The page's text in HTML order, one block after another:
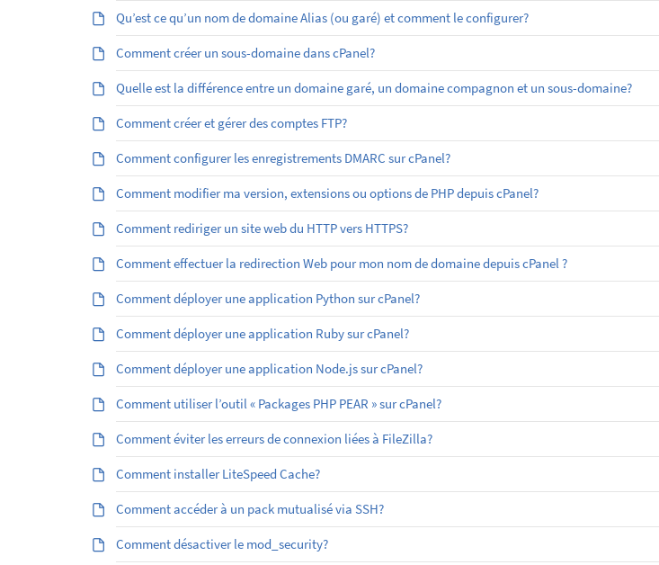
Qu’est ­ce qu’un nom de domaine Alias (ou garé) et comment le configurer?
Comment créer un sous-domaine dans cPanel?
Quelle est la différence entre un domaine garé, un domaine compagnon et un sous-domaine?
Comment créer et gérer des comptes FTP?
Comment configurer les enregistrements DMARC sur cPanel?
Comment modifier ma version, extensions ou options de PHP depuis cPanel?
Comment rediriger un site web du HTTP vers HTTPS?
Comment effectuer la redirection Web pour mon nom de domaine depuis cPanel ?
Comment déployer une application Python sur cPanel?
Comment déployer une application Ruby sur cPanel?
Comment déployer une application Node.js sur cPanel?
Comment utiliser l’outil « Packages PHP PEAR » sur cPanel?
Comment éviter les erreurs de connexion liées à FileZilla?
Comment installer LiteSpeed Cache?
Comment accéder à un pack mutualisé via SSH?
Comment désactiver le mod_security?